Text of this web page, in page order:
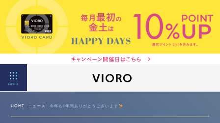
MENU
HOME ニュース 今年も1年間ありがとうございます